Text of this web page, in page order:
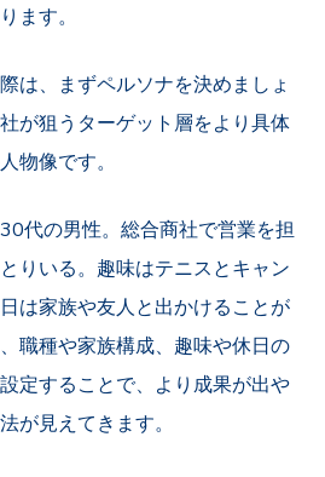
ます。
は、まずペルソナを決めましょ
が狙う ターゲット層をより具体
物像です。
代の男性。総合商社で営業を担
りいる。趣味はテニスとキャン
は家族や友人と出かけることが
職種や家族構成、趣味や休日の
定することで、より成果が出や
が見えてきます。